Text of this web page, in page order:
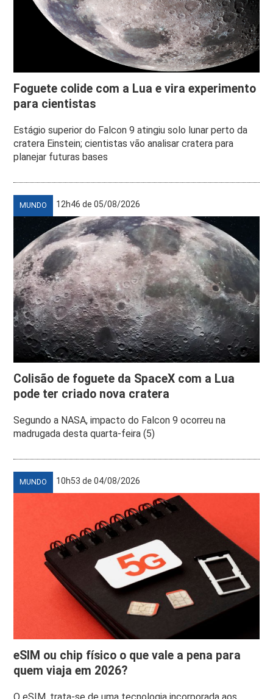
Foguete colide com a Lua e vira experimento
para cientistas
Estágio superior do Falcon 9 atingiu solo lunar perto da
cratera Einstein; cientistas vão analisar cratera para
planejar futuras bases
MUNDO 12h46 de 05/08/2026
Colisão de foguete da SpaceX com a Lua
pode ter criado nova cratera
Segundo a NASA, impacto do Falcon 9 ocorreu na
madrugada desta quarta-feira (5)
MUNDO 10h53 de 04/08/2026
eSIM ou chip físico o que vale a pena para
quem viaja em 2026?